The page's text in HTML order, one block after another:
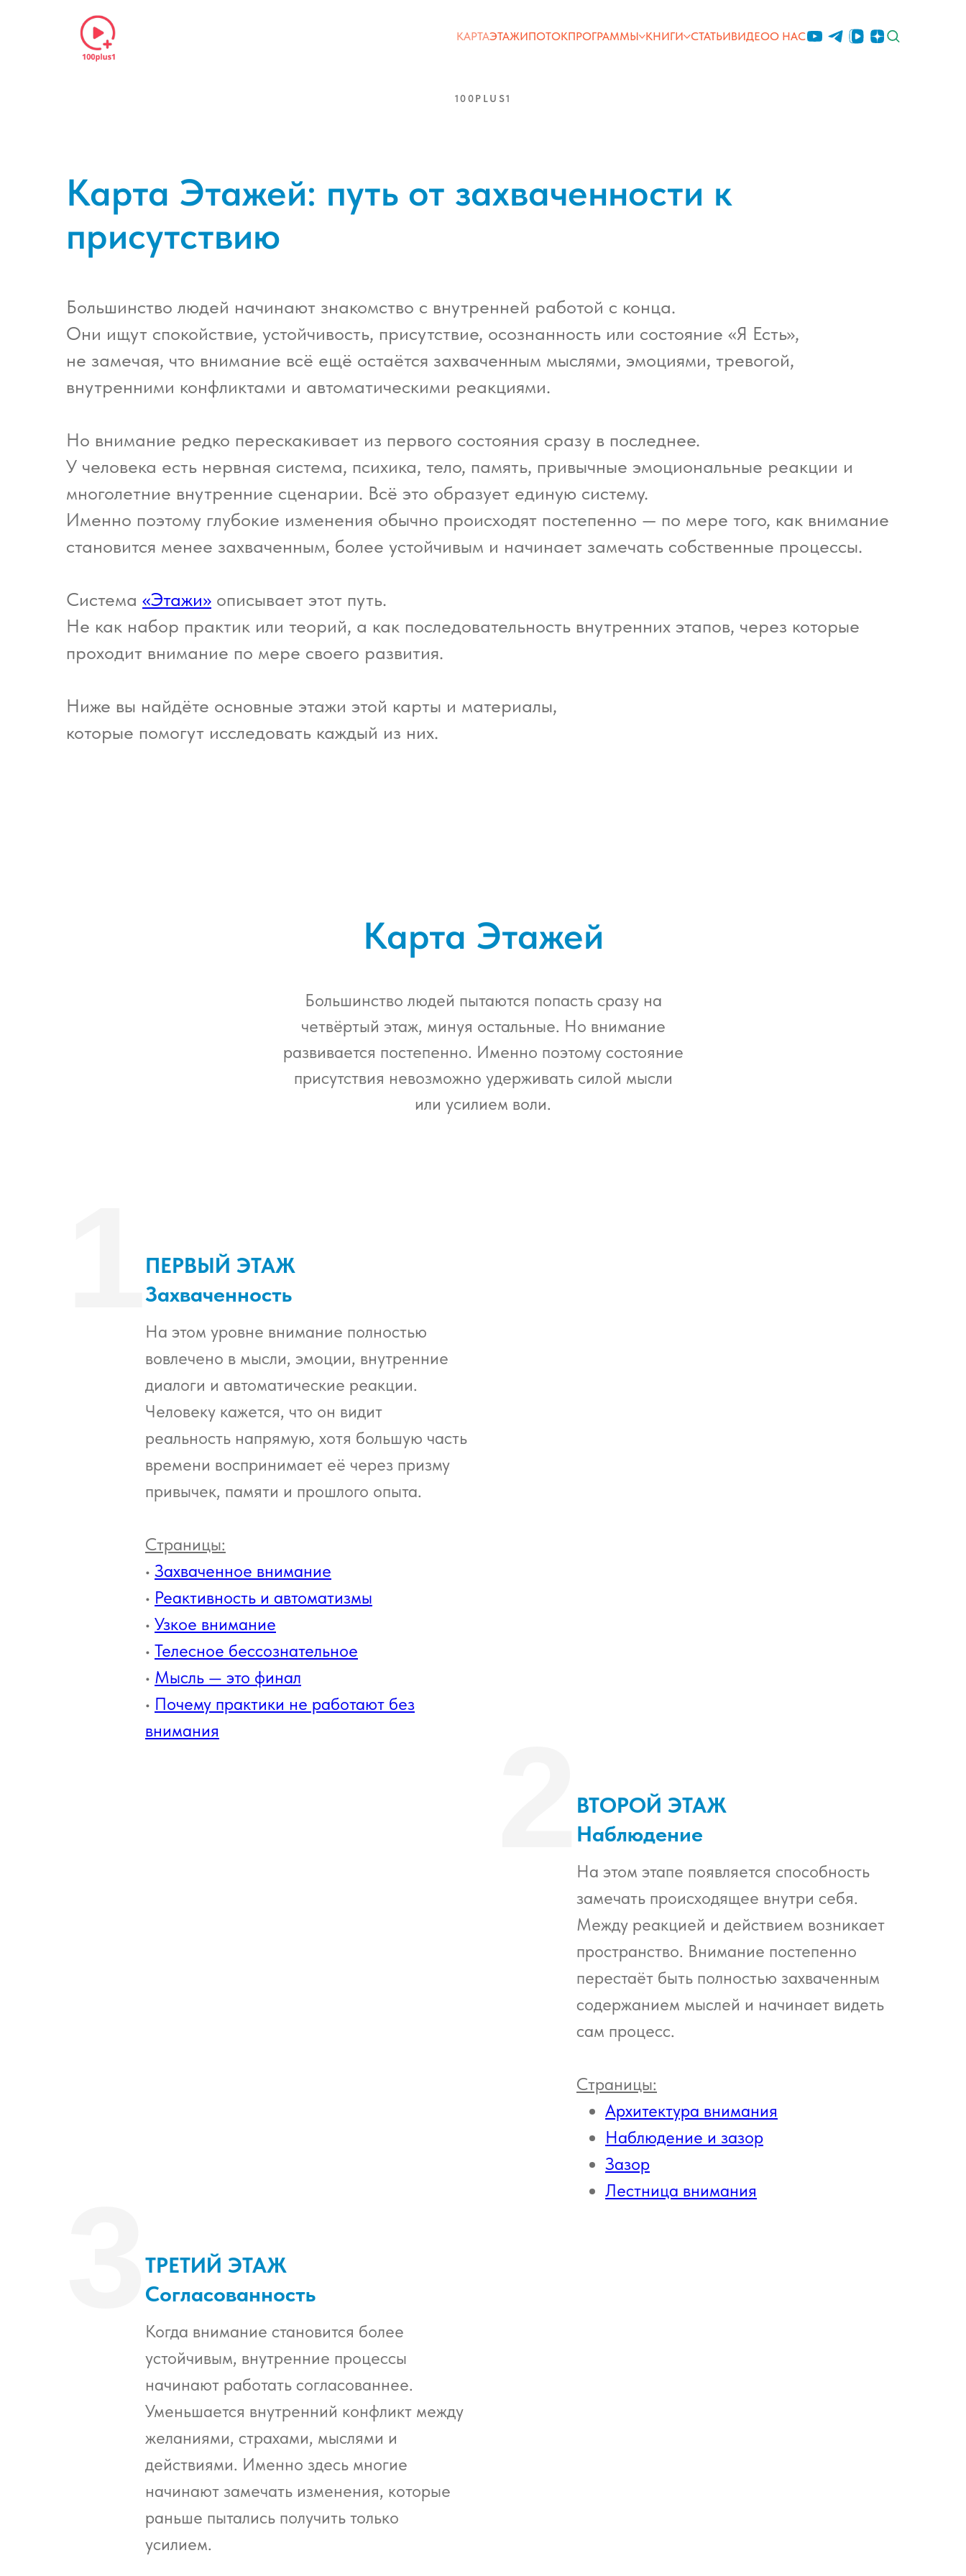
КАРТАЭТАЖИПОТОКПРОГРАММЫ КНИГИ СТАТЬИВИДЕОО НАС
100PLUS1
Карта Этажей: путь от захваченности к
присутствию
Большинство людей начинают знакомство с внутренней работой с конца.
Они ищут спокойствие, устойчивость, присутствие, осознанность или состояние «Я Есть»,
не замечая, что внимание всё ещё остаётся захваченным мыслями, эмоциями, тревогой,
внутренними конфликтами и автоматическими реакциями.
Но внимание редко перескакивает из первого состояния сразу в последнее.
У человека есть нервная система, психика, тело, память, привычные эмоциональные реакции и
многолетние внутренние сценарии. Всё это образует единую систему.
Именно поэтому глубокие изменения обычно происходят постепенно — по мере того, как внимание
становится менее захваченным, более устойчивым и начинает замечать собственные процессы.
Система «Этажи» описывает этот путь.
Не как набор практик или теорий, а как последовательность внутренних этапов, через которые
проходит внимание по мере своего развития.
Ниже вы найдёте основные этажи этой карты и материалы,
которые помогут исследовать каждый из них.
Карта Этажей
Большинство людей пытаются попасть сразу на
четвёртый этаж, минуя остальные. Но внимание
развивается постепенно. Именно поэтому состояние
присутствия невозможно удерживать силой мысли
или усилием воли.
ПЕРВЫЙ ЭТАЖ
Захваченность
На этом уровне внимание полностью
вовлечено в мысли, эмоции, внутренние
диалоги и автоматические реакции.
Человеку кажется, что он видит
реальность напрямую, хотя большую часть
времени воспринимает её через призму
привычек, памяти и прошлого опыта.
Страницы:
• Захваченное внимание
• Реактивность и автоматизмы
• Узкое внимание
• Телесное бессознательное
• Мысль — это финал
• Почему практики не работают без
внимания
1
ВТОРОЙ ЭТАЖ
Наблюдение
На этом этапе появляется способность
замечать происходящее внутри себя.
Между реакцией и действием возникает
пространство. Внимание постепенно
перестаёт быть полностью захваченным
содержанием мыслей и начинает видеть
сам процесс.
Страницы:
Архитектура внимания
Наблюдение и зазор
Зазор
Лестница внимания
ТРЕТИЙ ЭТАЖ
Согласованность
Когда внимание становится более
устойчивым, внутренние процессы
начинают работать согласованнее.
Уменьшается внутренний конфликт между
желаниями, страхами, мыслями и
действиями. Именно здесь многие
начинают замечать изменения, которые
раньше пытались получить только
усилием.
3